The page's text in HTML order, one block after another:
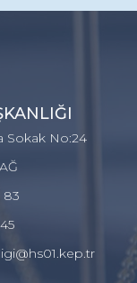
Sokak No:24
83